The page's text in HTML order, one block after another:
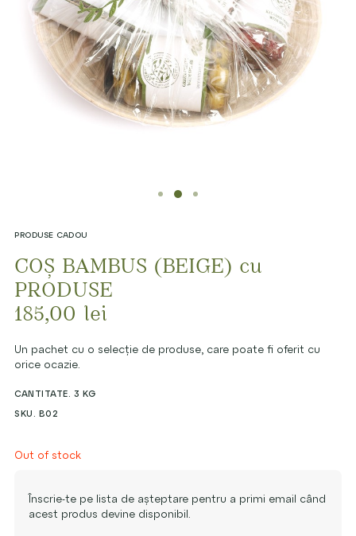
PRODUSE CADOU
COȘ BAMBUS (BEIGE) cu
PRODUSE
185,00 lei
Un pachet cu o selecție de produse, care poate fi oferit cu
orice ocazie.
CANTITATE. 3 KG
SKU. B02
Out of stock
Înscrie-te pe lista de așteptare pentru a primi email când
acest produs devine disponibil.